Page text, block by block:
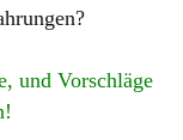
und Vorschläge